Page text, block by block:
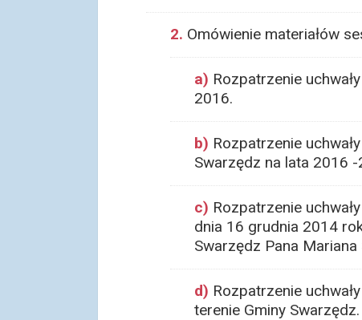
2. Omówienie materiałów
a) Rozpatrzenie
2016.
b) Rozpatrzenie
Swarzędz na lata 2016 -
c) Rozpatrzenie
dnia 16 grudnia 2014
Swarzędz Pana Mariana
d) Rozpatrzenie
terenie Gminy Swarzędz.